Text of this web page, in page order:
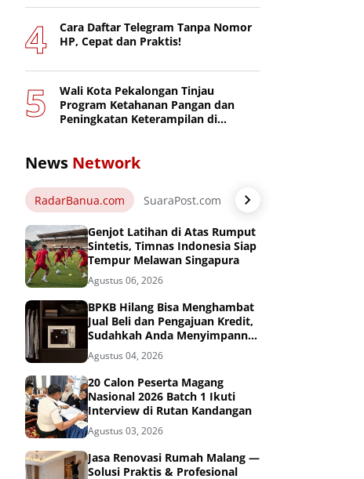
Cara Daftar Telegram Tanpa Nomor
HP, Cepat dan Praktis!
Wali Kota Pekalongan Tinjau
Program Ketahanan Pangan dan
Peningkatan Keterampilan di
News Network
RadarBanua.com SuaraPost.com NarasiNews.com
Genjot Latihan di Atas Rumput
Sintetis, Timnas Indonesia Siap
Tempur Melawan Singapura
Agustus 06, 2026
BPKB Hilang Bisa Menghambat
Jual Beli dan Pengajuan Kredit,
Sudahkah Anda Menyimpannya
di Brankas BPKB?
Agustus 04, 2026
20 Calon Peserta Magang
Nasional 2026 Batch 1 Ikuti
Interview di Rutan Kandangan
Agustus 03, 2026
Jasa Renovasi Rumah Malang —
Solusi Praktis & Profesional